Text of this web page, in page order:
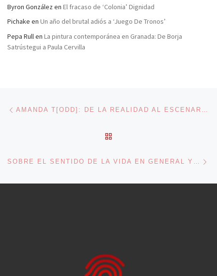
Byron González en El fracaso de ‘Colonia’ Dignidad
Pichake en Un año del brutal adiós a ‘Juego De Tronos’
Pepa Rullen La pintura contemporánea en Granada: De Borja
Satrústegui a Paula Cervilla
Navegación de entradas AMANDA T[ODD]: DE LA REALIDAD AL ESCENARIO
SOBRE EL SENTIDO DE LA VIDA EN GENERAL Y LA BÚSQUEDA DE LA FELICIDAD EN PARTICULAR